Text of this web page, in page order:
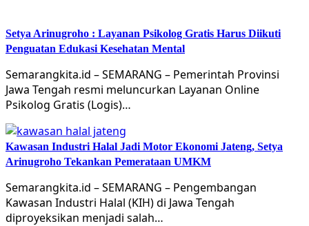
Setya Arinugroho : Layanan Psikolog Gratis Harus Diikuti
Penguatan Edukasi Kesehatan Mental
Semarangkita.id – SEMARANG – Pemerintah Provinsi
Jawa Tengah resmi meluncurkan Layanan Online
Psikolog Gratis (Logis)…
Kawasan Industri Halal Jadi Motor Ekonomi Jateng, Setya
Arinugroho Tekankan Pemerataan UMKM
Semarangkita.id – SEMARANG – Pengembangan
Kawasan Industri Halal (KIH) di Jawa Tengah
diproyeksikan menjadi salah…